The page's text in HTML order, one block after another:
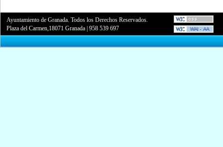
Ayuntamiento de Granada. Todos los Derechos Reservados.
Plaza del Carmen,18071 Granada |958 539 697